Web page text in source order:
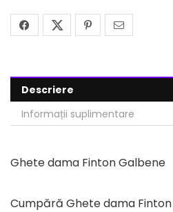
Descriere
Informații suplimentare
Ghete dama Finton Galbene
Cumpără Ghete dama